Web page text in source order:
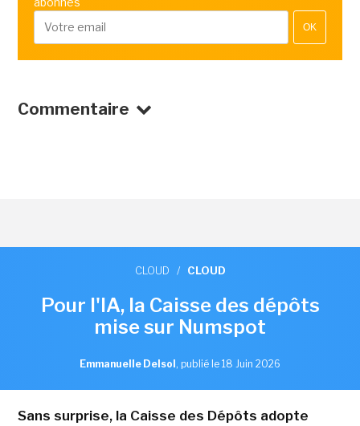
OK
Commentaire
CLOUD / CLOUD
Pour l'IA, la Caisse des dépôts
mise sur Numspot
Emmanuelle Delsol , publié le 18 Juin 2026
Sans surprise, la Caisse des Dépôts adopte